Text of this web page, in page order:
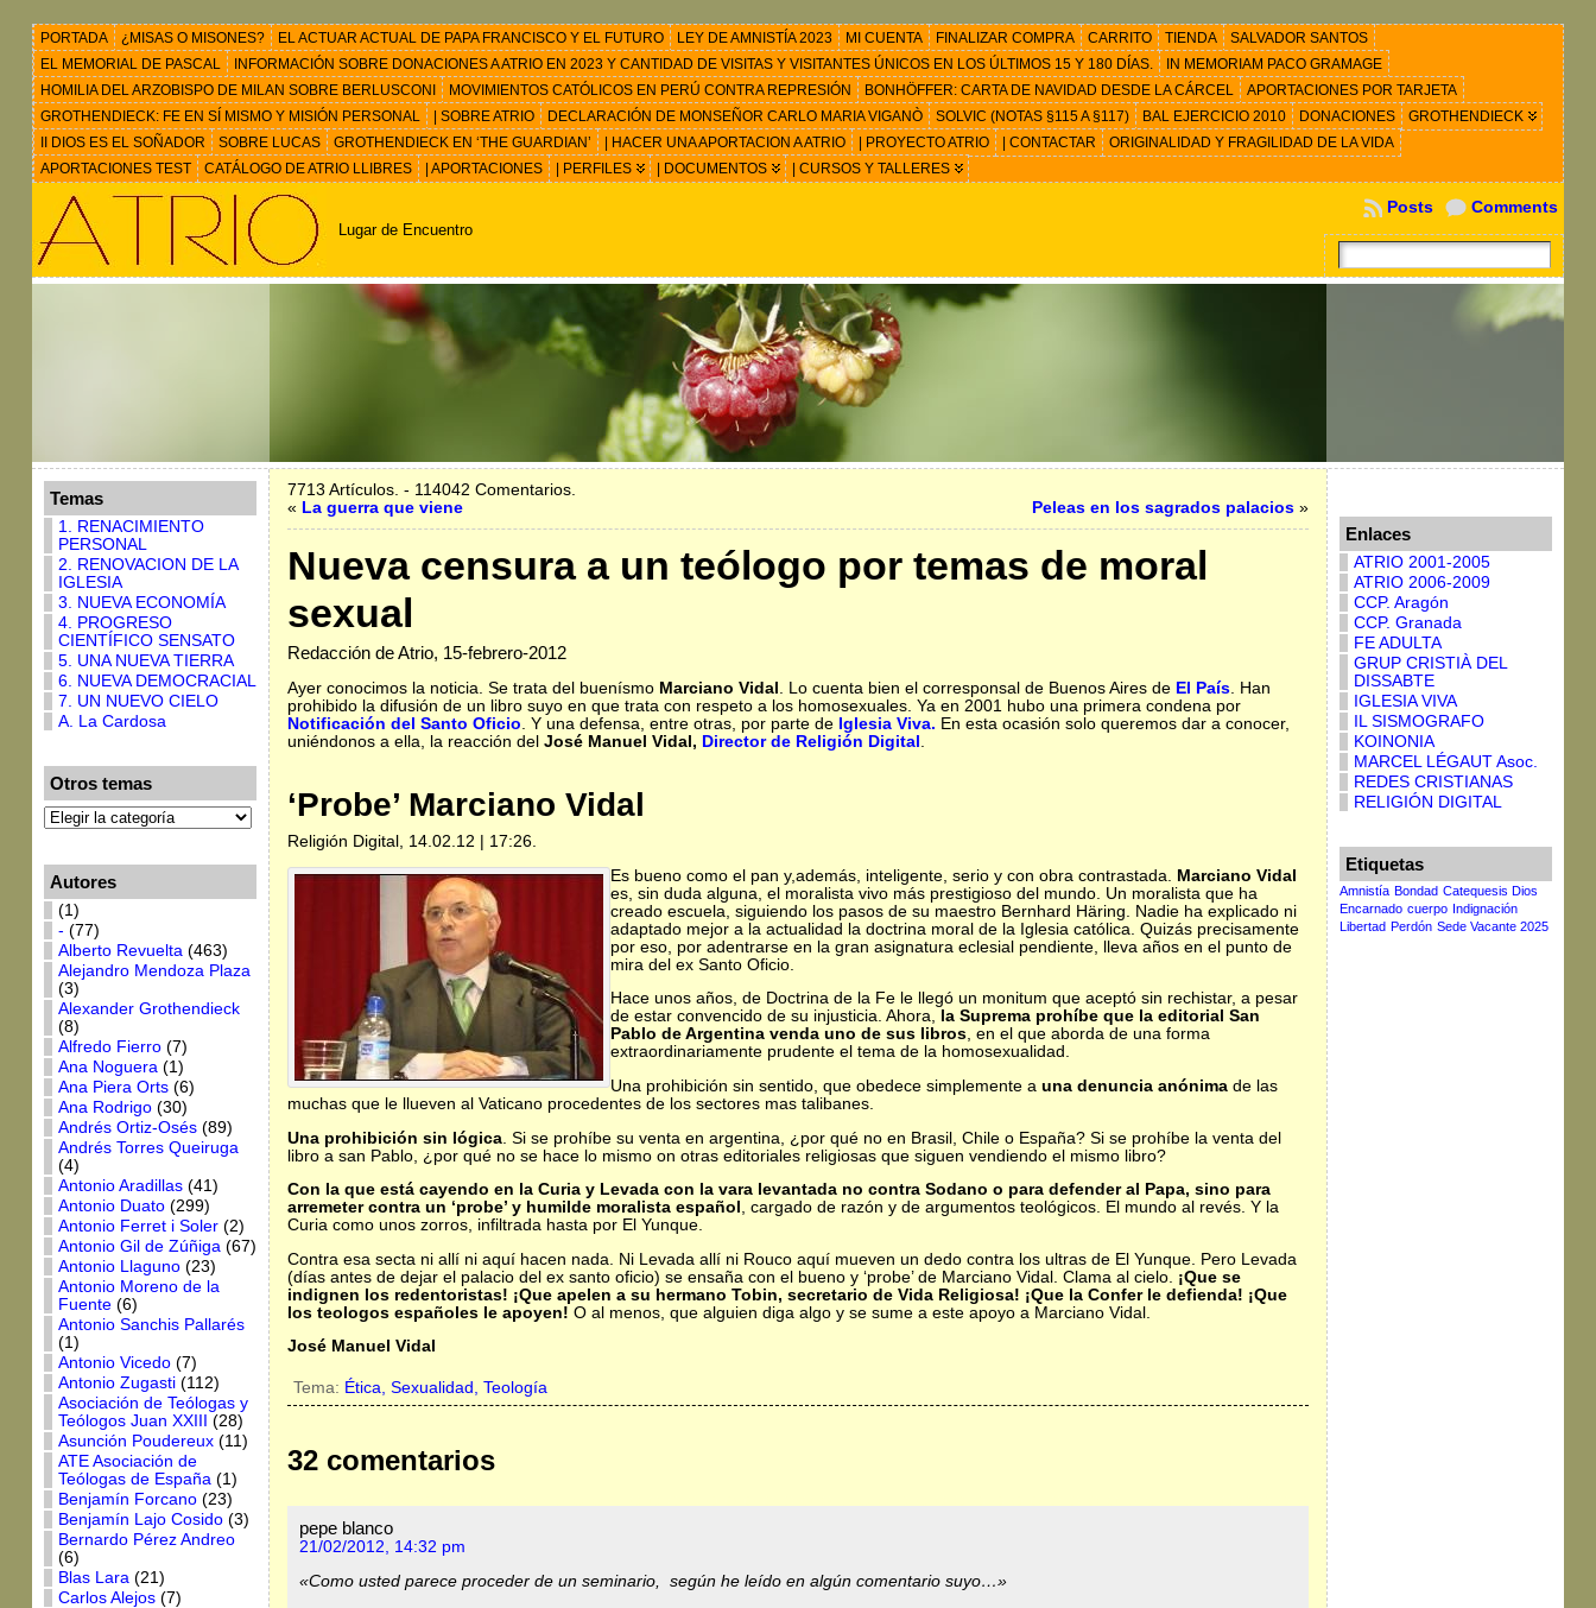
PORTADA ¿MISAS O MISONES? EL ACTUAR ACTUAL DE PAPA FRANCISCO Y EL FUTURO LEY DE AMNISTÍA 2023 MI CUENTA FINALIZAR COMPRA CARRITO TIENDA
SALVADOR SANTOS
EL MEMORIAL DE PASCAL
INFORMACIÓN SOBRE DONACIONES A ATRIO EN 2023 Y CANTIDAD DE VISITAS Y VISITANTES ÚNICOS EN LOS ÚLTIMOS 15 Y 180 DÍAS.
IN MEMORIAM PACO GRAMAGE
HOMILIA DEL ARZOBISPO DE MILAN SOBRE BERLUSCONI
MOVIMIENTOS CATÓLICOS EN PERÚ CONTRA REPRESIÓN BONHÖFFER: CARTA DE NAVIDAD DESDE LA CÁRCEL
APORTACIONES POR TARJETA
GROTHENDIECK: FE EN SÍ MISMO Y MISIÓN PERSONAL
| SOBRE ATRIO DECLARACIÓN DE MONSEÑOR CARLO MARIA VIGANÒ SOLVIC (NOTAS §115 A §117) BAL EJERCICIO 2010 DONACIONES
GROTHENDIECK
II DIOS ES EL SOÑADOR
SOBRE LUCAS GROTHENDIECK EN ‘THE GUARDIAN’ | HACER UNA APORTACION A ATRIO | PROYECTO ATRIO | CONTACTAR
ORIGINALIDAD Y FRAGILIDAD DE LA VIDA
APORTACIONES TEST
CATÁLOGO DE ATRIO LLIBRES | APORTACIONES | PERFILES | DOCUMENTOS | CURSOS Y TALLERES
Lugar de Encuentro
Comments
Posts
Temas
1. RENACIMIENTO
PERSONAL
2. RENOVACION DE LA
IGLESIA
3. NUEVA ECONOMÍA
4. PROGRESO
CIENTÍFICO SENSATO
5. UNA NUEVA TIERRA
6. NUEVA DEMOCRACIAL
7. UN NUEVO CIELO
A. La Cardosa
Otros temas
Autores
(1)
- (77)
Alberto Revuelta(463)
Alejandro Mendoza Plaza
(3)
Alexander Grothendieck
(8)
Alfredo Fierro(7)
Ana Noguera(1)
Ana Piera Orts(6)
Ana Rodrigo(30)
Andrés Ortiz-Osés(89)
Andrés Torres Queiruga
(4)
Antonio Aradillas(41)
Antonio Duato(299)
Antonio Ferret i Soler(2)
Antonio Gil de Zúñiga(67)
Antonio Llaguno(23)
Antonio Moreno de la
Fuente(6)
Antonio Sanchis Pallarés
(1)
Antonio Vicedo(7)
Antonio Zugasti(112)
Asociación de Teólogas y
Teólogos Juan XXIII
(28)
Asunción Poudereux(11)
ATE Asociación de
Teólogas de España(1)
Benjamín Forcano(23)
Benjamín Lajo Cosido(3)
Bernardo Pérez Andreo
(6)
Blas Lara(21)
Carlos Alejos(7)
7713 Artículos. - 114042 Comentarios.
« La guerra que viene Peleas en los sagrados palacios»
Nueva censura a un teólogo por temas de moral
sexual
Redacción de Atrio, 15-febrero-2012
Ayer conocimos la noticia. Se trata del buenísmo Marciano Vidal . Lo cuenta bien el corresponsal de Buenos Aires de El País. Han
prohibido la difusión de un libro suyo en que trata con respeto a los homosexuales. Ya en 2001 hubo una primera condena por
Notificación del Santo Oficio . Y una defensa, entre otras, por parte de Iglesia Viva. En esta ocasión solo queremos dar a conocer,
uniéndonos a ella, la reacción del José Manuel Vidal, Director de Religión Digital
‘Probe’ Marciano Vidal
Religión Digital, 14.02.12 | 17:26.
Es bueno como el pan y,además, inteligente, serio y con obra contrastada.
Marciano Vidal
es, sin duda alguna, el moralista vivo más prestigioso del mundo. Un moralista que ha
creado escuela, siguiendo los pasos de su maestro Bernhard Häring. Nadie ha explicado ni
adaptado mejor a la actualidad la doctrina moral de la Iglesia católica. Quizás precisamente
por eso, por adentrarse en la gran asignatura eclesial pendiente, lleva años en el punto de
mira del ex Santo Oficio.
Hace unos años, de Doctrina de la Fe le llegó un monitum que aceptó sin rechistar, a pesar
de estar convencido de su injusticia. Ahora, la Suprema prohíbe que la editorial San
Pablo de Argentina venda uno de sus libros, en el que aborda de una forma
extraordinariamente prudente el tema de la homosexualidad.
Una prohibición sin sentido, que obedece simplemente a una denuncia anónimade las
muchas que le llueven al Vaticano procedentes de los sectores mas talibanes.
Una prohibición sin lógica. Si se prohíbe su venta en argentina, ¿por qué no en Brasil, Chile o España? Si se prohíbe la venta del
libro a san Pablo, ¿por qué no se hace lo mismo on otras editoriales religiosas que siguen vendiendo el mismo libro?
Con la que está cayendo en la Curia y Levada con la vara levantada no contra Sodano o para defender al Papa, sino para
arremeter contra un ‘probe’ y humilde moralista español , cargado de razón y de argumentos teológicos. El mundo al revés. Y la
Curia como unos zorros, infiltrada hasta por El Yunque.
Contra esa secta ni allí ni aquí hacen nada. Ni Levada allí ni Rouco aquí mueven un dedo contra los ultras de El Yunque. Pero Levada
(días antes de dejar el palacio del ex santo oficio) se ensaña con el bueno y ‘probe’ de Marciano Vidal. Clama al cielo. ¡Que se
indignen los redentoristas! ¡Que apelen a su hermano Tobin, secretario de Vida Religiosa! ¡Que la Confer le defienda! ¡Que
los teologos españoles le apoyen! O al menos, que alguien diga algo y se sume a este apoyo a Marciano Vidal.
José Manuel Vidal
Tema: Ética, Sexualidad, Teología
32 comentarios
pepe blanco
21/02/2012, 14:32 pm
«Como usted parece proceder de un seminario, según he leído en algún comentario suyo…»
Enlaces
ATRIO 2001-2005
ATRIO 2006-2009
CCP. Aragón
CCP. Granada
FE ADULTA
GRUP CRISTIÀ DEL
DISSABTE
IGLESIA VIVA
IL SISMOGRAFO
KOINONIA
MARCEL LÉGAUT Asoc.
REDES CRISTIANAS
RELIGIÓN DIGITAL
Etiquetas
Amnistía Bondad Catequesis Dios
Encarnado cuerpo Indignación
Libertad Perdón Sede Vacante 2025